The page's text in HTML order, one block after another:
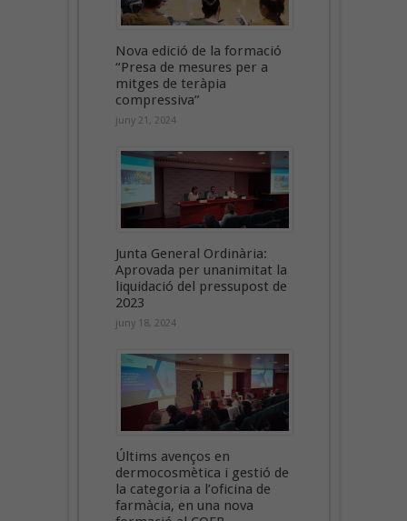
Nova edició de la formació
“Presa de mesures per a
mitges de teràpia
compressiva”
juny 21, 2024
Junta General Ordinària:
Aprovada per unanimitat la
liquidació del pressupost de
2023
juny 18, 2024
Últims avenços en
dermocosmètica i gestió de
la categoria a l’oficina de
farmàcia, en una nova